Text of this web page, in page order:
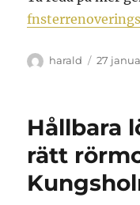
Författare
harald 27
Hållbara
rätt